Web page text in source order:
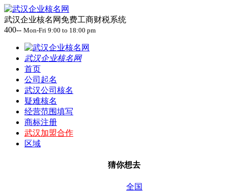
武汉企业核名网免费工商财税系统
400-- Mon-Fri 9:00 to 18:00 pm
武汉企业核名网
首页
公司起名
武汉公司核名
疑难核名
经营范围填写
商标注册
武汉加盟合作
区域
猜你想去
全国